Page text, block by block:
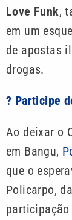
Love Funk,
em um
de apostas
drogas.
? Participe
Ao deixar o
em Bangu,
que o
Policarpo,